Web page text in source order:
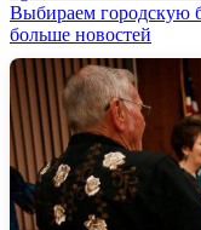
Выбираем
больше новостей